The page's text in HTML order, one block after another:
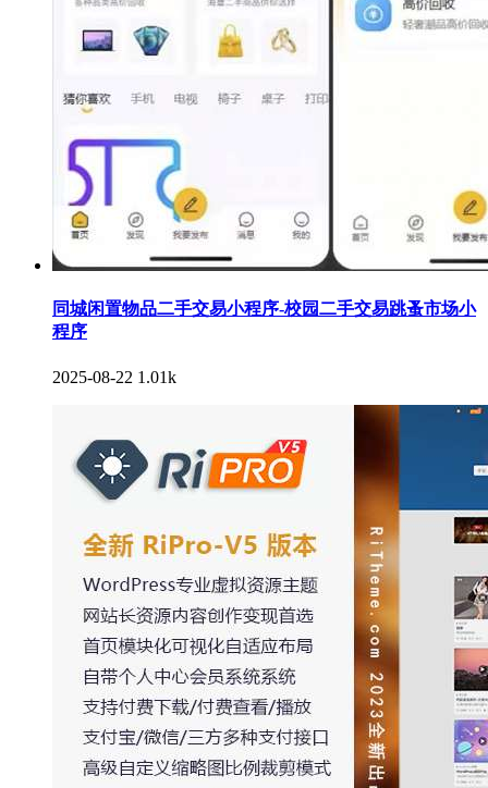
同城闲置物品二手交易小程序-校园二手交易跳蚤市场小
程序
2025-08-22 1.01k